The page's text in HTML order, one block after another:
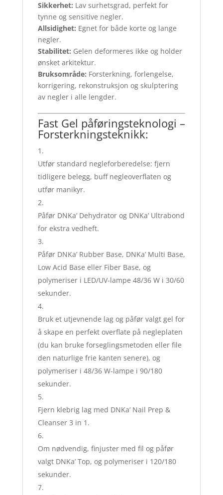
Sikkerhet: Lav surhetsgrad, perfekt for
tynne og sensitive negler.
Allsidighet: Egnet for både korte og lange
negler.
Stabilitet: Gelen deformeres ikke og holder
ønsket arkitektur.
Bruksområde: Forsterkning, forlengelse,
korrigering, rekonstruksjon og skulptering
av negler i alle lengder.
Fast Gel påføringsteknologi –
Forsterkningsteknikk:
Utfør standard negleforberedelse: fjern
tidligere belegg, buff negleoverflaten og
utfør manikyr.
Påfør DNKa’ Dehydrator og DNKa’ Ultrabond
for ekstra vedheft.
Påfør DNKa’ Rubber Base, DNKa’ Multi Base,
Low Acid Base eller Fiber Base, og
polymeriser i LED/UV-lampe 48/36 W i 30/60
sekunder.
Bruk et utjevnende lag og påfør valgt gel for
å skape en perfekt overflate på negleplaten
(du kan bruke forseglingsmetoden eller file
den naturlige frie kanten senere), og
polymeriser i 48/36 W-lampe i 90/180
sekunder.
Fjern klebrig lag med DNKa’ Nail Prep &
Cleanser 3 in 1.
Om nødvendig, finjuster med fil og påfør
valgt DNKa’ Top, og polymeriser i 120/180
sekunder.